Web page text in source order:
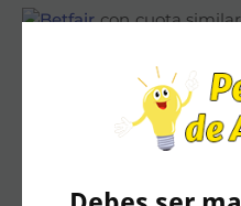
Betfaircon cuota
con una cuota
tendremos la apuesta
minutos antes de que